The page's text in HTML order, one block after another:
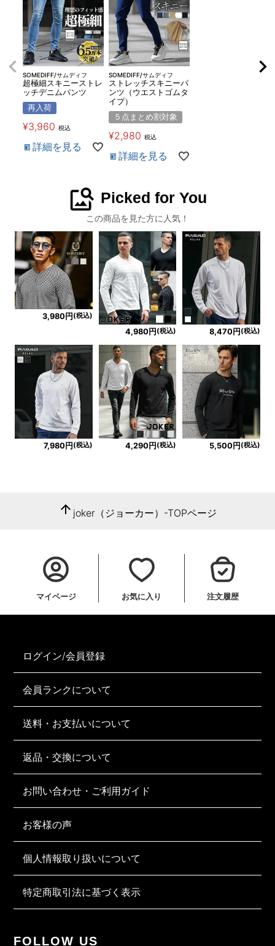
SOMEDIFF/サムディフ
超極細スキニーストレ
ッチデニムパンツ
再入荷
¥3,960 税込
詳細を見る
SOMEDIFF/サムディフ
ストレッチスキニーパ
ンツ（ウエストゴムタ
イプ）
５点まとめ割対象
¥2,980 税込
詳細を見る
image_search Picked for You
この商品を見た方に人気！
3,980円 (税込)
4,980円 (税込) 8,470円 (税込)
7,980円(税込) 4,290円(税込) 5,500円(税込)
arrow_upward joker（ジョーカー）-TOPページ
マイページ お気に入り 注文履歴
ログイン/会員登録
会員ランクについて
送料・お支払いについて
返品・交換について
お問い合わせ・ご利用ガイド
お客様の声
個人情報取り扱いについて
特定商取引法に基づく表示
FOLLOW US